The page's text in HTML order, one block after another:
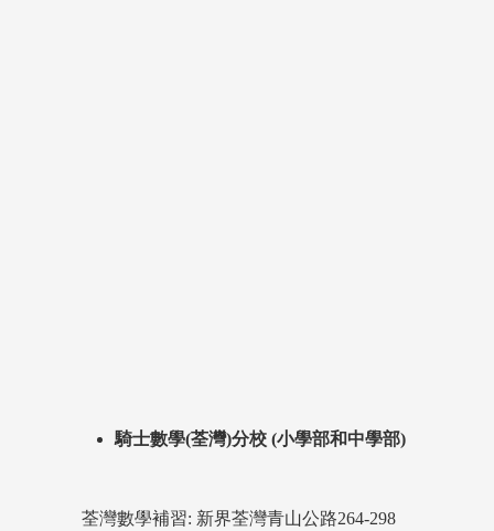
騎士數學(荃灣)分校 (小學部和中學部)
荃灣數學補習: 新界荃灣青山公路264-298